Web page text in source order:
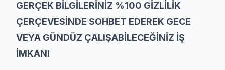
GERÇEK BİLGİLERİNİZ %100 GİZLİLİK
ÇERÇEVESİNDE SOHBET EDEREK GECE
VEYA GÜNDÜZ ÇALIŞABİLECEĞİNİZ İŞ
İMKANI